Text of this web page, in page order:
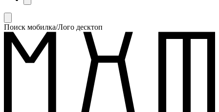
Поиск мобилка/Лого десктоп